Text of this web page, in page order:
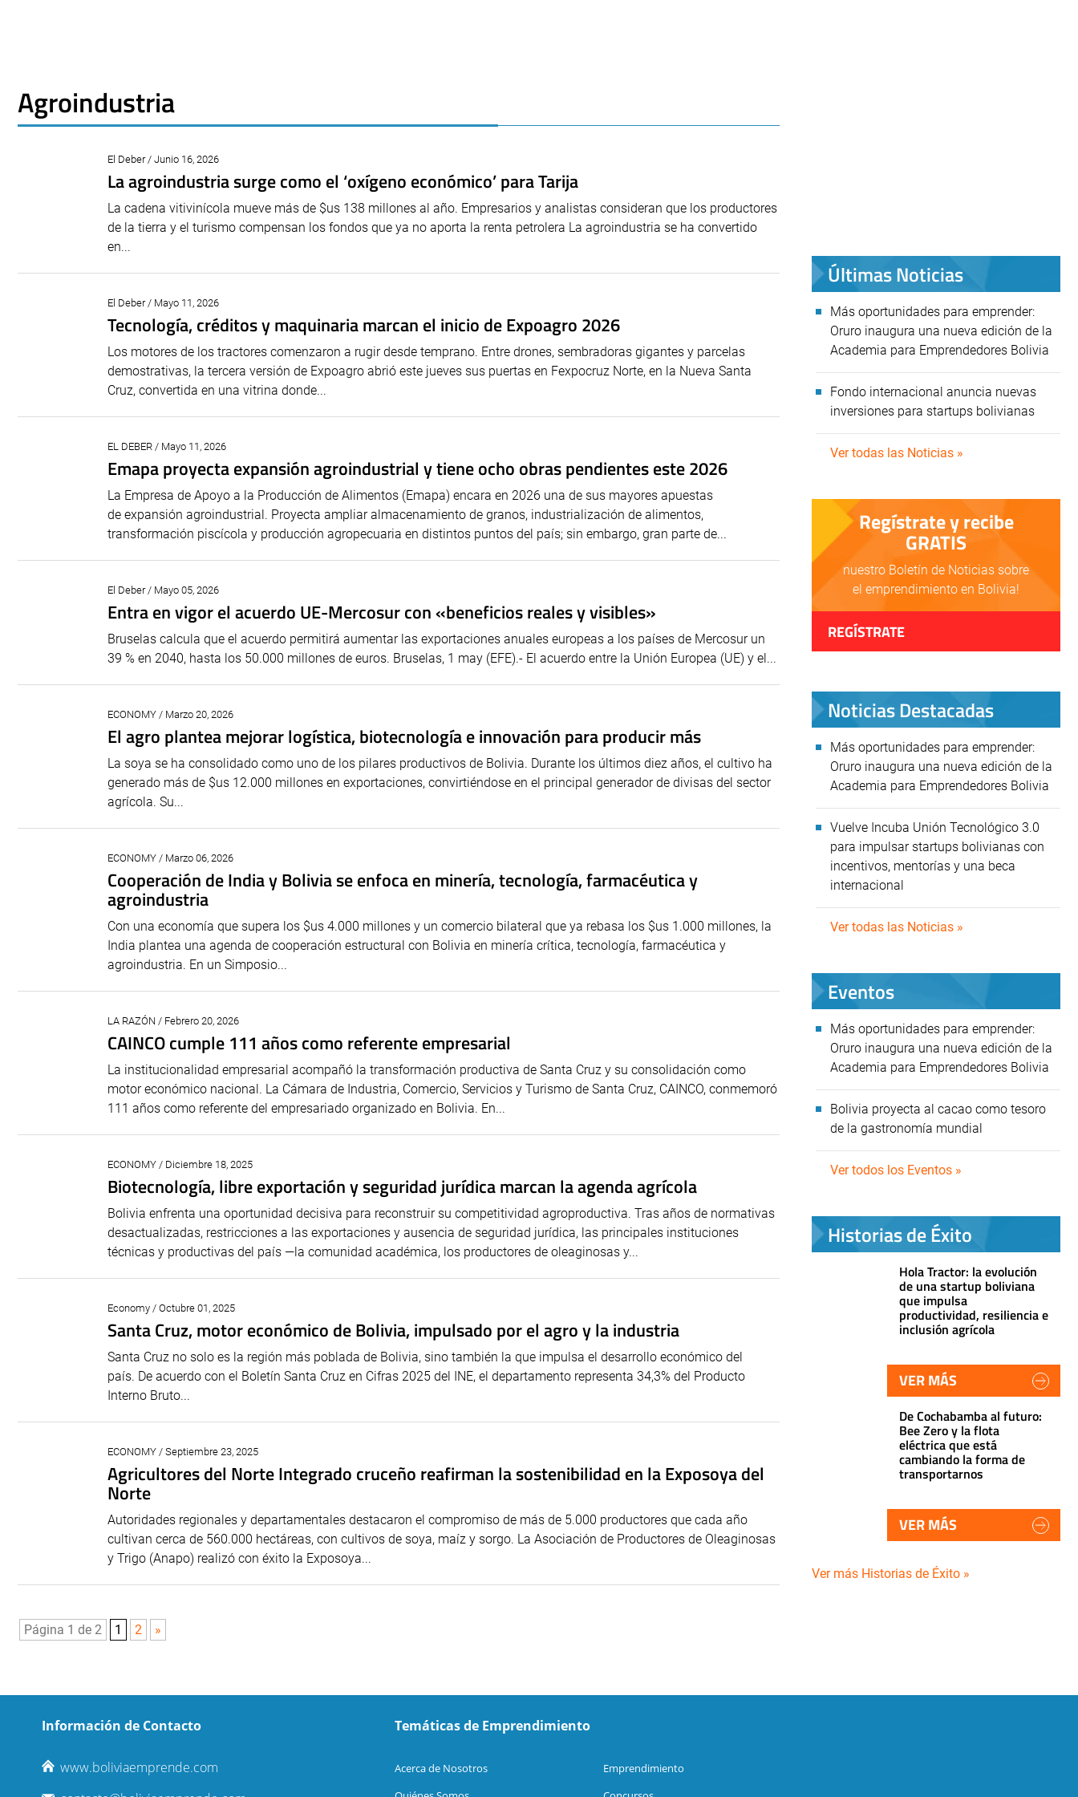
Agroindustria
El Deber / Junio 16, 2026
La agroindustria surge como el ‘oxígeno económico’ para Tarija
La cadena vitivinícola mueve más de $us 138 millones al año. Empresarios y analistas consideran que los productores
de la tierra y el turismo compensan los fondos que ya no aporta la renta petrolera La agroindustria se ha convertido
en...
El Deber / Mayo 11, 2026
Tecnología, créditos y maquinaria marcan el inicio de Expoagro 2026
Los motores de los tractores comenzaron a rugir desde temprano. Entre drones, sembradoras gigantes y parcelas
demostrativas, la tercera versión de Expoagro abrió este jueves sus puertas en Fexpocruz Norte, en la Nueva Santa
Cruz, convertida en una vitrina donde...
EL DEBER / Mayo 11, 2026
Emapa proyecta expansión agroindustrial y tiene ocho obras pendientes este 2026
La Empresa de Apoyo a la Producción de Alimentos (Emapa) encara en 2026 una de sus mayores apuestas
de expansión agroindustrial. Proyecta ampliar almacenamiento de granos, industrialización de alimentos,
transformación piscícola y producción agropecuaria en distintos puntos del país; sin embargo, gran parte de...
El Deber / Mayo 05, 2026
Entra en vigor el acuerdo UE-Mercosur con «beneficios reales y visibles»
Bruselas calcula que el acuerdo permitirá aumentar las exportaciones anuales europeas a los países de Mercosur un
39 % en 2040, hasta los 50.000 millones de euros. Bruselas, 1 may (EFE).- El acuerdo entre la Unión Europea (UE) y el...
ECONOMY / Marzo 20, 2026
El agro plantea mejorar logística, biotecnología e innovación para producir más
La soya se ha consolidado como uno de los pilares productivos de Bolivia. Durante los últimos diez años, el cultivo ha
generado más de $us 12.000 millones en exportaciones, convirtiéndose en el principal generador de divisas del sector
agrícola. Su...
ECONOMY / Marzo 06, 2026
Cooperación de India y Bolivia se enfoca en minería, tecnología, farmacéutica y
agroindustria
Con una economía que supera los $us 4.000 millones y un comercio bilateral que ya rebasa los $us 1.000 millones, la
India plantea una agenda de cooperación estructural con Bolivia en minería crítica, tecnología, farmacéutica y
agroindustria. En un Simposio...
LA RAZÓN / Febrero 20, 2026
CAINCO cumple 111 años como referente empresarial
La institucionalidad empresarial acompañó la transformación productiva de Santa Cruz y su consolidación como
motor económico nacional. La Cámara de Industria, Comercio, Servicios y Turismo de Santa Cruz, CAINCO, conmemoró
111 años como referente del empresariado organizado en Bolivia. En...
ECONOMY / Diciembre 18, 2025
Biotecnología, libre exportación y seguridad jurídica marcan la agenda agrícola
Bolivia enfrenta una oportunidad decisiva para reconstruir su competitividad agroproductiva. Tras años de normativas
desactualizadas, restricciones a las exportaciones y ausencia de seguridad jurídica, las principales instituciones
técnicas y productivas del país —la comunidad académica, los productores de oleaginosas y...
Economy / Octubre 01, 2025
Santa Cruz, motor económico de Bolivia, impulsado por el agro y la industria
Santa Cruz no solo es la región más poblada de Bolivia, sino también la que impulsa el desarrollo económico del
país. De acuerdo con el Boletín Santa Cruz en Cifras 2025 del INE, el departamento representa 34,3% del Producto
Interno Bruto...
ECONOMY / Septiembre 23, 2025
Agricultores del Norte Integrado cruceño reafirman la sostenibilidad en la Exposoya del
Norte
Autoridades regionales y departamentales destacaron el compromiso de más de 5.000 productores que cada año
cultivan cerca de 560.000 hectáreas, con cultivos de soya, maíz y sorgo. La Asociación de Productores de Oleaginosas
y Trigo (Anapo) realizó con éxito la Exposoya...
Página 1 de 2 1 2 »
Últimas Noticias
Más oportunidades para emprender:
Oruro inaugura una nueva edición de la
Academia para Emprendedores Bolivia
Fondo internacional anuncia nuevas
inversiones para startups bolivianas
Ver todas las Noticias »
Regístrate y recibe
GRATIS
nuestro Boletín de Noticias sobre
el emprendimiento en Bolivia!
REGÍSTRATE
Noticias Destacadas
Más oportunidades para emprender:
Oruro inaugura una nueva edición de la
Academia para Emprendedores Bolivia
Vuelve Incuba Unión Tecnológico 3.0
para impulsar startups bolivianas con
incentivos, mentorías y una beca
internacional
Ver todas las Noticias »
Eventos
Más oportunidades para emprender:
Oruro inaugura una nueva edición de la
Academia para Emprendedores Bolivia
Bolivia proyecta al cacao como tesoro
de la gastronomía mundial
Ver todos los Eventos »
Historias de Éxito
Hola Tractor: la evolución
de una startup boliviana
que impulsa
productividad, resiliencia e
inclusión agrícola
VER MÁS
De Cochabamba al futuro:
Bee Zero y la flota
eléctrica que está
cambiando la forma de
transportarnos
VER MÁS
Ver más Historias de Éxito »
Información de Contacto
www.boliviaemprende.com
Temáticas de Emprendimiento
Acerca de Nosotros
Emprendimiento